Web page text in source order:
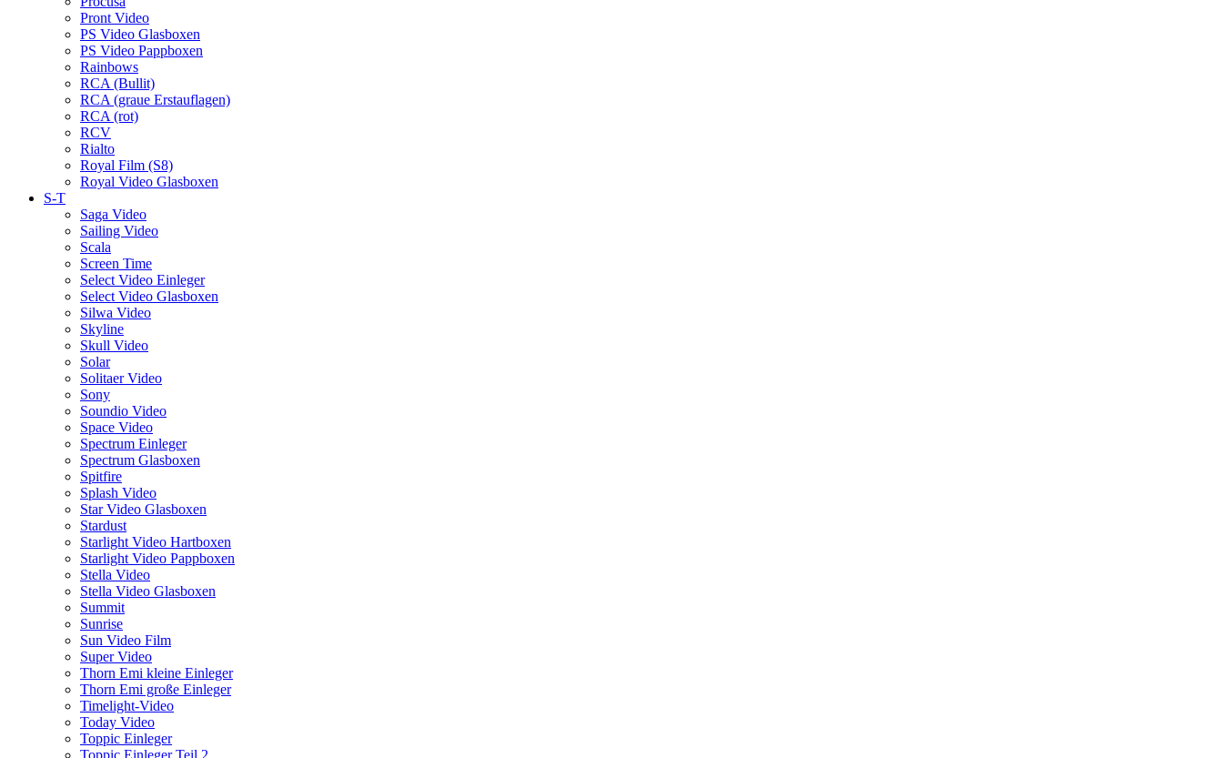
Pront Video
PS Video Glasboxen
PS Video Pappboxen
Rainbows
RCA (Bullit)
RCA (graue Erstauflagen)
RCA (rot)
RCV
Rialto
Royal Film (S8)
Royal Video Glasboxen
S-T
Saga Video
Sailing Video
Scala
Screen Time
Select Video Einleger
Select Video Glasboxen
Silwa Video
Skyline
Skull Video
Solar
Solitaer Video
Sony
Soundio Video
Space Video
Spectrum Einleger
Spectrum Glasboxen
Spitfire
Splash Video
Star Video Glasboxen
Stardust
Starlight Video Hartboxen
Starlight Video Pappboxen
Stella Video
Stella Video Glasboxen
Summit
Sunrise
Sun Video Film
Super Video
Thorn Emi kleine Einleger
Thorn Emi große Einleger
Timelight-Video
Today Video
Toppic Einleger
Toppic Einleger Teil 2